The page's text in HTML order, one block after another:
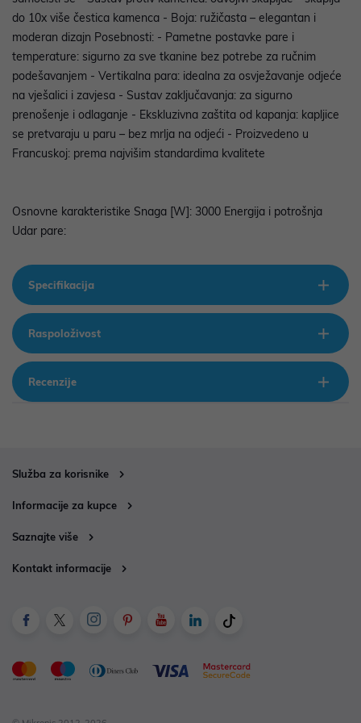
do 10x više čestica kamenca - Boja: ružičasta – elegantan i
moderan dizajn Posebnosti: - Pametne postavke pare i
temperature: sigurno za sve tkanine bez potrebe za ručnim
podešavanjem - Vertikalna para: idealna za osvježavanje odjeće
na vješalici i zavjesa - Sustav zaključavanja: za sigurno
prenošenje i odlaganje - Ekskluzivna zaštita od kapanja: kapljice
se pretvaraju u paru – bez mrlja na odjeći - Proizvedeno u
Francuskoj: prema najvišim standardima kvalitete
Osnovne karakteristike Snaga [W]: 3000 Energija i potrošnja
Udar pare:
Specifikacija
Raspoloživost
Recenzije
Služba za korisnike
Informacije za kupce
Saznajte više
Kontakt informacije